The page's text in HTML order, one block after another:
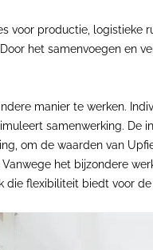
productie,
het samenvoegen en
manier te werken.
samenwerking.
om de waarden van
het bijzondere
flexibiliteit biedt voor